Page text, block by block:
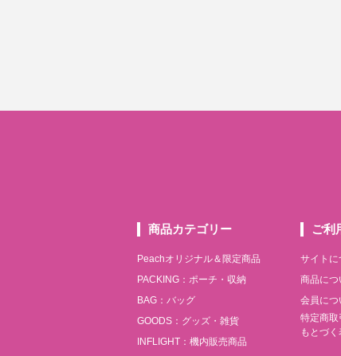
商品カテゴリー
Peachオリジナル＆限定商品
PACKING：ポーチ・収納
BAG：バッグ
GOODS：グッズ・雑貨
INFLIGHT：機内販売商品
ご利
サイトに
商品につ
会員につ
特定商取
もとづ